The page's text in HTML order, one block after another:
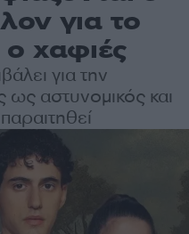
για το
ο χαφιές
για την
ως αστυνομικός και